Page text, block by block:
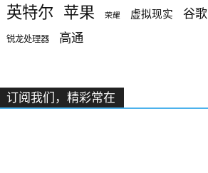
英特尔 苹果 荣耀 虚拟现实 谷歌
锐龙处理器 高通
订阅我们，精彩常在